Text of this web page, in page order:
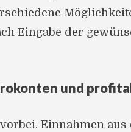
Eingabe der
und
Einnahmen